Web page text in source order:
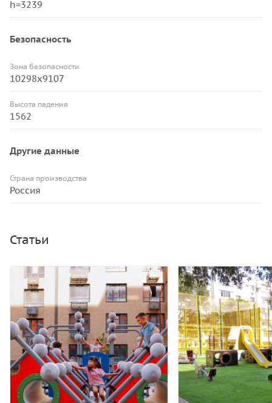
h=3239
Безопасность
Зона безопасности
10298х9107
Высота падения
1562
Другие данные
Страна производства
Россия
Статьи